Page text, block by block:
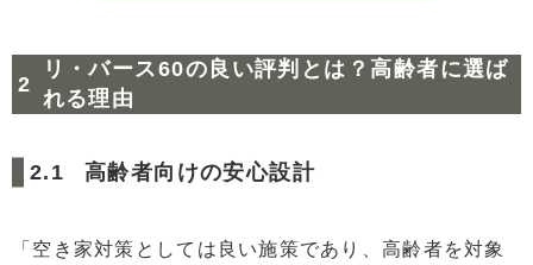
リ・バース60の良い評判とは？高齢者に選ば
れる理由
高齢者向けの安心設計
「空き家対策としては良い施策であり、高齢者を対象